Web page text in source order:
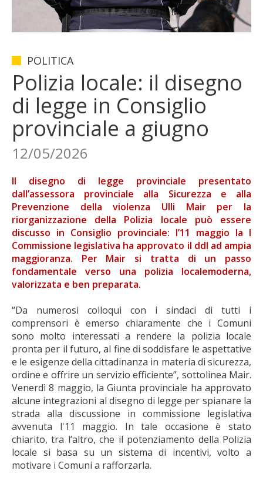
POLITICA
Polizia locale: il disegno
di legge in Consiglio
provinciale a giugno
12/05/2026
Il disegno di legge provinciale presentato
dall’assessora provinciale alla Sicurezza e alla
Prevenzione della violenza Ulli Mair per la
riorganizzazione della Polizia locale può essere
discusso in Consiglio provinciale: l’11 maggio la I
Commissione legislativa ha approvato il ddl ad ampia
maggioranza. Per Mair si tratta di un passo
fondamentale verso una polizia localemoderna,
valorizzata e ben preparata.
“Da numerosi colloqui con i sindaci di tutti i
comprensori è emerso chiaramente che i Comuni
sono molto interessati a rendere la polizia locale
pronta per il futuro, al fine di soddisfare le aspettative
e le esigenze della cittadinanza in materia di sicurezza,
ordine e offrire un servizio efficiente”, sottolinea Mair.
Venerdì 8 maggio, la Giunta provinciale ha approvato
alcune integrazioni al disegno di legge per spianare la
strada alla discussione in commissione legislativa
avvenuta l'11 maggio. In tale occasione è stato
chiarito, tra l’altro, che il potenziamento della Polizia
locale si basa su un sistema di incentivi, volto a
motivare i Comuni a rafforzarla.